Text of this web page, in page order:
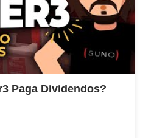
Paga Dividendos?